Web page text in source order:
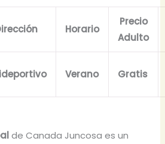
Horario
Precio
Adulto
Verano Gratis
de Canada Juncosa es un